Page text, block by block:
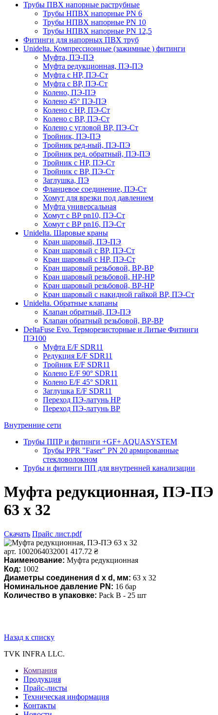
Трубы ПВХ напорные раструбные
Трубы НПВХ напорные PN 6
Трубы НПВХ напорные PN 10
Трубы НПВХ напорные PN 12,5
Фитинги для напорных ПВХ труб
Unidelta. Компрессионные (зажимные ) фитинги
Муфта, ПЭ-ПЭ
Муфта редукционная, ПЭ-ПЭ
Муфта с НР, ПЭ-Ст
Муфта с ВР, ПЭ-Ст
Колено, ПЭ-ПЭ
Колено 45° ПЭ-ПЭ
Колено с НР, ПЭ-Ст
Колено с ВР, ПЭ-Ст
Колено с угловой ВР, ПЭ-Ст
Тройник, ПЭ-ПЭ
Тройник ред-ный, ПЭ-ПЭ
Тройник ред. обратный, ПЭ-ПЭ
Тройник с НР, ПЭ-Ст
Тройник с ВР, ПЭ-Ст
Заглушка, ПЭ
Фланцевое соединение, ПЭ-Ст
Хомут для врезки под давлением
Муфта универсальная
Хомут с ВР pn10, ПЭ-Ст
Хомут с ВР pn16, ПЭ-Ст
Unidelta. Шаровые краны
Кран шаровый, ПЭ-ПЭ
Кран шаровый с ВР, ПЭ-Ст
Кран шаровый с НР, ПЭ-Ст
Кран шаровый резьбовой, ВР-ВР
Кран шаровый резьбовой, НР-НР
Кран шаровый резьбовой, ВР-НР
Кран шаровый с накидной гайкой ВР, ПЭ-Ст
Unidelta. Обратные клапаны
Клапан обратный, ПЭ-ПЭ
Клапан обратный резьбовой, ВР-ВР
DeltaFuse Evo. Терморезисторные и Литые Фитинги
ПЭ100
Муфта E/F SDR11
Редукция E/F SDR11
Тройник E/F SDR11
Колено E/F 90° SDR11
Колено E/F 45° SDR11
Заглушка E/F SDR11
Переход ПЭ-латунь НР
Переход ПЭ-латунь ВР
Внутренние сети
Трубы ППР и фитинги +GF+ AQUASYSTEM
Трубы PPR "Faser" PN 20 армированные
стекловолокном
Трубы и фитинги ПП для внутренней канализации
Муфта редукционная, ПЭ-ПЭ
63 х 32
Скачать Прайс лист.pdf
арт. 1002064032001 417.72 ₴
Наименование: Муфта редукционная
Код: 1002
Диаметры соединения d x d, мм: 63 х 32
Номинальное давление PN : 16 бар
Количество в упаковке: Pack В - 25 шт
Назад к списку
TVK INFRA LLC.
Компания
Продукция
Прайс-листы
Техническая информация
Контакты